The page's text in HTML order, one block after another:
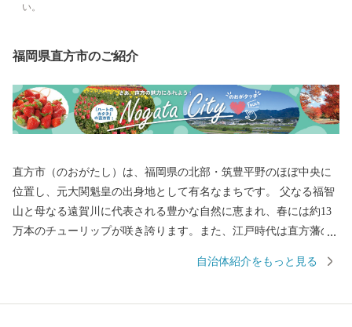
い。
福岡県直方市のご紹介
直方市（のおがたし）は、福岡県の北部・筑豊平野のほぼ中央に
位置し、元大関魁皇の出身地として有名なまちです。 父なる福智
山と母なる遠賀川に代表される豊かな自然に恵まれ、春には約13
万本のチューリップが咲き誇ります。また、江戸時代は直方藩の
として栄えるなど、深い歴史も息づいています。 自然と歴史が織
自治体紹介をもっと見る